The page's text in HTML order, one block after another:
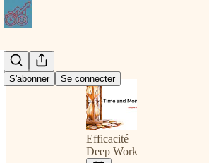
S'abonner Se connecter
Efficacité
Deep Work